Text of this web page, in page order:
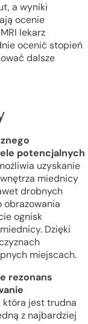
a wyniki
ocenie
lekarz
ocenić stopień
dalsze
potencjalnych
uzyskanie
miednicy
drobnych
obrazowania
ognisk
Dzięki
miejscach.
rezonans
która jest trudna
z najbardziej